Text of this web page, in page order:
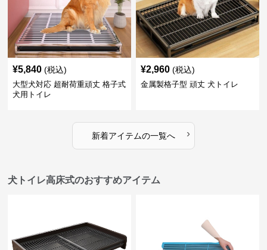
¥5,840 (税込)
大型犬対応 超耐荷重頑丈 格子式
犬用トイレ
¥2,960 (税込)
金属製格子型 頑丈 犬トイレ
新着アイテムの一覧へ ›
犬トイレ高床式のおすすめアイテム